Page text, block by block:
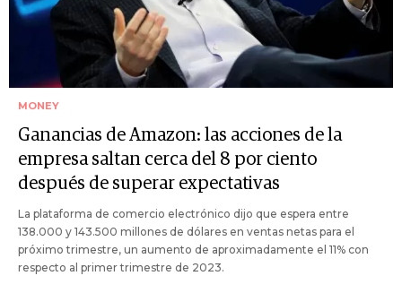
MONEY
Ganancias de Amazon: las acciones de la
empresa saltan cerca del 8 por ciento
después de superar expectativas
La plataforma de comercio electrónico dijo que espera entre
138.000 y 143.500 millones de dólares en ventas netas para el
próximo trimestre, un aumento de aproximadamente el 11% con
respecto al primer trimestre de 2023.